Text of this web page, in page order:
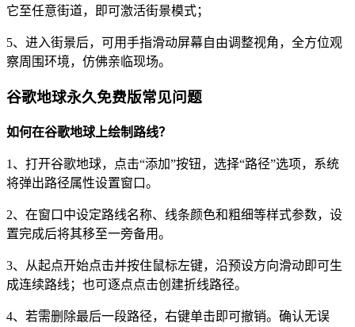
它至任意街道，即可激活街景模式；
5、进入街景后，可用手指滑动屏幕自由调整视角，全方位观
察周围环境，仿佛亲临现场。
谷歌地球永久免费版常见问题
如何在谷歌地球上绘制路线？
1、打开谷歌地球，点击“添加”按钮，选择“路径”选项，系统
将弹出路径属性设置窗口。
2、在窗口中设定路线名称、线条颜色和粗细等样式参数，设
置完成后将其移至一旁备用。
3、从起点开始点击并按住鼠标左键，沿预设方向滑动即可生
成连续路线；也可逐点点击创建折线路径。
4、若需删除最后一段路径，右键单击即可撤销。确认无误